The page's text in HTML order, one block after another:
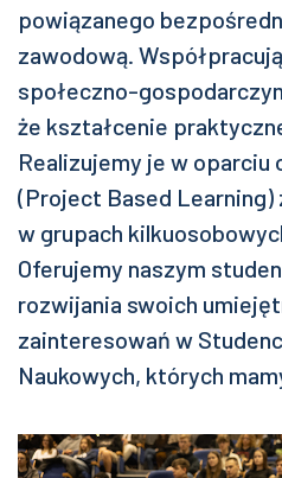
powiązanego
zawodową.
społeczno-
że kształcenie
Realizujemy je w oparciu
(Project Based Learning)
w grupach
Oferujemy naszym
rozwijania swoich
zainteresowań w
Naukowych, których